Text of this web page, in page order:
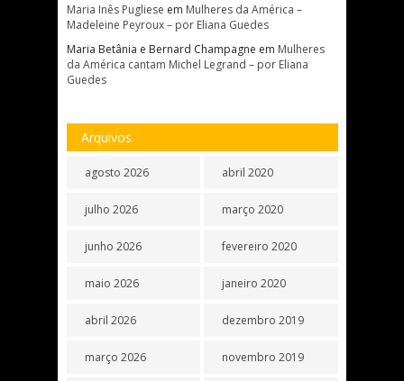
Maria Inês Pugliese em Mulheres da América –
Madeleine Peyroux – por Eliana Guedes
Maria Betânia e Bernard Champagne em Mulheres
da América cantam Michel Legrand – por Eliana
Guedes
Arquivos
agosto 2026
julho 2026
junho 2026
maio 2026
abril 2026
março 2026
abril 2020
março 2020
fevereiro 2020
janeiro 2020
dezembro 2019
novembro 2019